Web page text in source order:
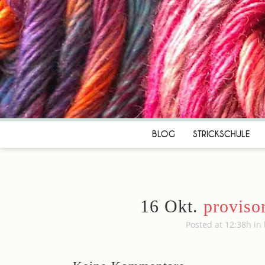
BLOG STRICKSCHULE
16 Okt.
Posted at 12:38h in